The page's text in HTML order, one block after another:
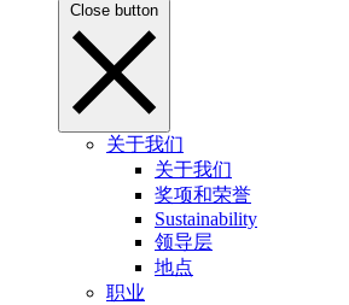
Close button
关于我们
关于我们
奖项和荣誉
Sustainability
领导层
地点
职业